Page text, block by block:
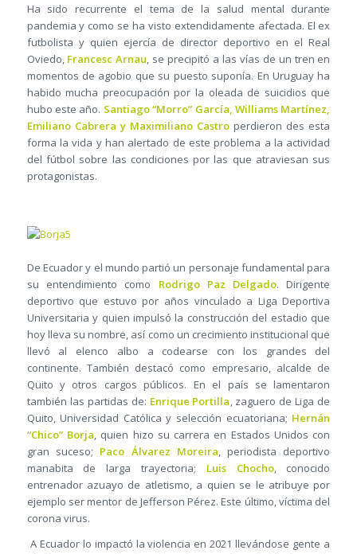
Ha sido recurrente el tema de la salud mental durante
pandemia y como se ha visto extendidamente afectada. El ex
futbolista y quien ejercía de director deportivo en el Real
Oviedo, Francesc Arnau , se precipitó a las vías de un tren en
momentos de agobio que su puesto suponía. En Uruguay ha
habido mucha preocupación por la oleada de suicidios que
hubo este año. Santiago “Morro” García, Williams Martínez,
Emiliano Cabrera y Maximiliano Castro perdieron des esta
forma la vida y han alertado de este problema a la actividad
del fútbol sobre las condiciones por las que atraviesan sus
protagonistas.
De Ecuador y el mundo partió un personaje fundamental para
su entendimiento como Rodrigo Paz Delgado. Dirigente
deportivo que estuvo por años vinculado a Liga Deportiva
Universitaria y quien impulsó la construcción del estadio que
hoy lleva su nombre, así como un crecimiento institucional que
llevó al elenco albo a codearse con los grandes del
continente. También destacó como empresario, alcalde de
Quito y otros cargos públicos. En el país se lamentaron
también las partidas de: Enrique Portilla, zaguero de Liga de
Quito, Universidad Católica y selección ecuatoriana; Hernán
“Chico” Borja, quien hizo su carrera en Estados Unidos con
gran suceso; Paco Álvarez Moreira, periodista deportivo
manabita de larga trayectoria; Luis Chocho, conocido
entrenador azuayo de atletismo, a quien se le atribuye por
ejemplo ser mentor de Jefferson Pérez. Este último, víctima del
corona virus.
A Ecuador lo impactó la violencia en 2021 llevándose gente a